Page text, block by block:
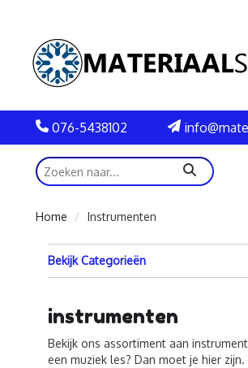
076-5438102
zoeken
Home
Instrumenten
Bekijk Categorieën
instrumenten
Bekijk ons assortiment aan
een muziek les? Dan moet je hier